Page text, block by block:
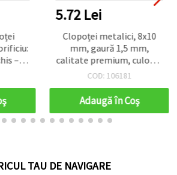
–
5.72 Lei
Clopoței metalici, 8x10
mm, gaură 1,5 mm,
calitate premium, culoare
aurie - 20 buc.
COD: 106181
Adaugă în Coş
TAU DE NAVIGARE